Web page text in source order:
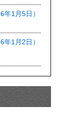
1月5日）
1月2日）